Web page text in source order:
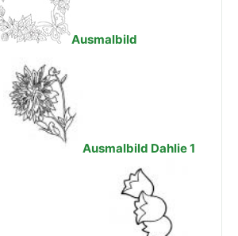
Ausmalbild
Ausmalbild Dahlie 1